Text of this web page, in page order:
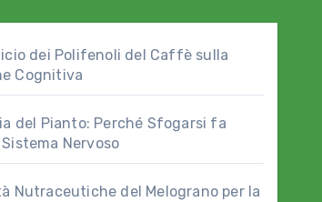
dei Polifenoli del Caffè sulla
Cognitiva
del Pianto: Perché Sfogarsi fa
Nervoso
Nutraceutiche del Melograno per la